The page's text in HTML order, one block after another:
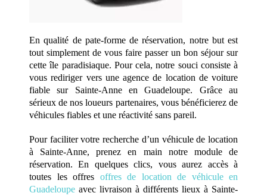
En qualité de pate-forme de réservation, notre but est
tout simplement de vous faire passer un bon séjour sur
cette île paradisiaque. Pour cela, notre souci consiste à
vous rediriger vers une agence de location de voiture
fiable sur Sainte-Anne en Guadeloupe. Grâce au
sérieux de nos loueurs partenaires, vous bénéficierez de
véhicules fiables et une réactivité sans pareil.
Pour faciliter votre recherche d’un véhicule de location
à Sainte-Anne, prenez en main notre module de
réservation. En quelques clics, vous aurez accès à
toutes les offres offres de location de véhicule en
Guadeloupe avec livraison à différents lieux à Sainte-